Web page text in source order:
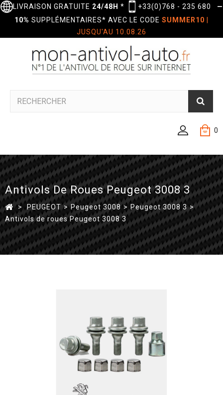
LIVRAISON GRATUITE 24/48H * +33(0)768 - 235 680
—
10% SUPPLÉMENTAIRES* AVEC LE CODE SUMMER10
JUSQU'AU 10.08.26
0
Antivols De Roues Peugeot 3008 3
> PEUGEOT > Peugeot 3008 > Peugeot 3008 3 >
Antivols de roues Peugeot 3008 3